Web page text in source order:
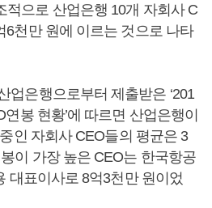
적으로 산업은행 10개 자회사 C
6천만 원에 이르는 것으로 나타
업은행으로부터 제출받은 ‘201
봉 현황’에 따르면 산업은행이
인 자회사 CEO들의 평균은 3
이 가장 높은 CEO는 한국항공
대표이사로 8억3천만 원이었